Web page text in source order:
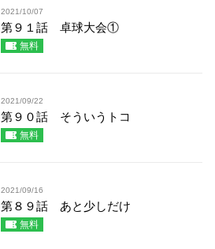
2021/10/07
第９１話 卓球大会①
無料
2021/09/22
第９０話 そういうトコ
無料
2021/09/16
第８９話 あと少しだけ
無料